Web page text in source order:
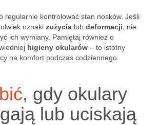
regularnie kontrolować stan nosków. Jeśli
oznaki zużycia lub deformacji , nie
ich wymiany. Pamiętaj również o
higieny okularów – to istotny
na komfort podczas codziennego
, gdy okulary
lub uciskają